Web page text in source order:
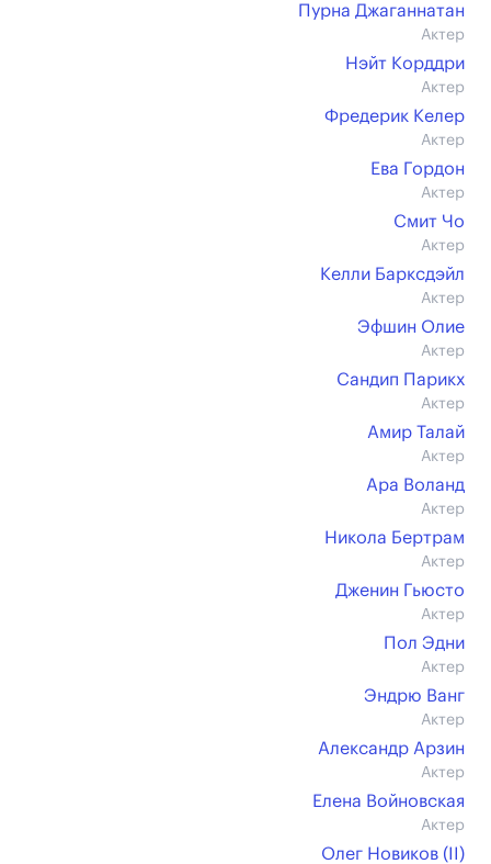
Пурна Джаганнатан
Актер
Нэйт Корддри
Актер
Фредерик Келер
Актер
Ева Гордон
Актер
Смит Чо
Актер
Келли Барксдэйл
Актер
Эфшин Олие
Актер
Сандип Парикх
Актер
Амир Талай
Актер
Ара Воланд
Актер
Никола Бертрам
Актер
Дженин Гьюсто
Актер
Пол Эдни
Актер
Эндрю Ванг
Актер
Александр Арзин
Актер
Елена Войновская
Актер
Олег Новиков (II)